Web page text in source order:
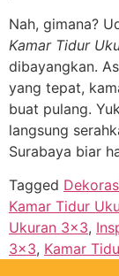
Nah, gimana?
Kamar Tidur
dibayangkan.
yang tepat,
buat pulang.
langsung
Surabaya biar
Tagged
Kamar Tidur
Ukuran 3x3,
3x3, Kamar